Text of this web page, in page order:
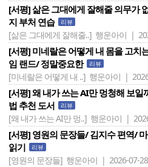
[서평] 삶은 그대에게 잘해줄 의무가
지 부처 연습
리뷰
[삶은 그대에게 잘해줄..] 행운아이 |
[서평] 미네랄은 어떻게 내 몸을 고치
임 랜드/ 정말중요한
리뷰
[미네랄은 어떻게 내 ..] 행운아이 |
[서평] 왜 내가 쓰는 AI만 멍청해 보
법 추천 도서
리뷰
[왜 내가 쓰는 AI만 멍..] 행운아이 |
[서평] 영원의 문장들/ 김지수 편역/
읽기
리뷰
[영원의 문장들] 행운아이 | 2026-07-